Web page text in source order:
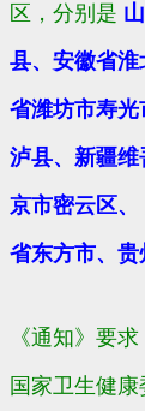
区，分别是
县、安徽省
省潍坊市寿
泸县、新疆
京市密云区
省东方市、贵
《通知》要
国家卫生健